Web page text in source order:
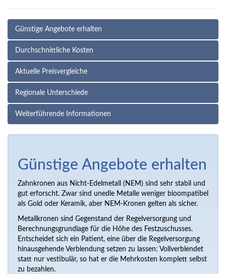
Günstige Angebote erhalten
Durchschnittliche Kosten
Aktuelle Preisvergleiche
Regionale Unterschiede
Weiterführende Informationen
Günstige Angebote erhalten
Zahnkronen aus Nicht-Edelmetall (NEM) sind sehr stabil und
gut erforscht. Zwar sind unedle Metalle weniger bioompatibel
als Gold oder Keramik, aber NEM-Kronen gelten als sicher.
Metallkronen sind Gegenstand der Regelversorgung und
Berechnungsgrundlage für die Höhe des Festzuschusses.
Entscheidet sich ein Patient, eine über die Regelversorgung
hinausgehende Verblendung setzen zu lassen: Vollverblendet
statt nur vestibulär, so hat er die Mehrkosten komplett selbst
zu bezahlen.